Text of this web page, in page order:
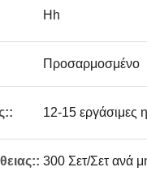
Hh
Προσαρμοσμένο
12-15 εργάσιμες
300 Σετ/Σετ ανά